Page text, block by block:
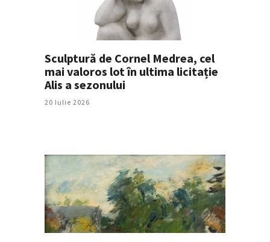
Sculptură de Cornel Medrea, cel
mai valoros lot în ultima licitație
Alis a sezonului
20 Iulie 2026